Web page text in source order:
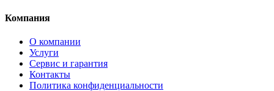
Компания
О компании
Услуги
Сервис и гарантия
Контакты
Политика конфиденциальности